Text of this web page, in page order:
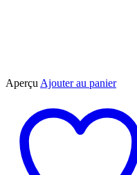
Aperçu Ajouter au panier